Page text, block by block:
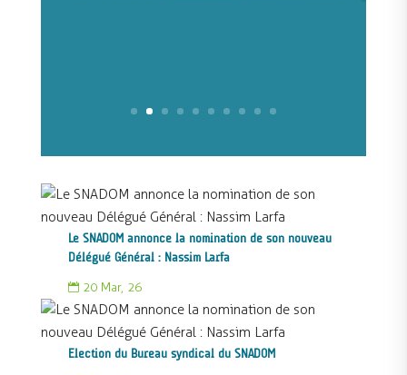
Le SNADOM annonce la nomination de son nouveau
Délégué Général : Nassim Larfa
 20 Mar, 26
Election du Bureau syndical du SNADOM